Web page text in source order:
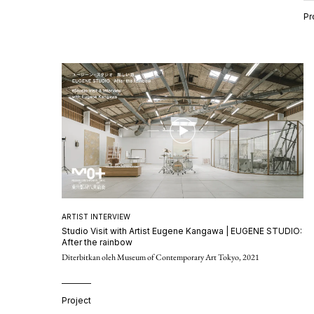
ARTIST INTERVIEW
Studio Visit with Artist Eugene Kangawa | EUGENE STUDIO:
After the rainbow
Diterbitkan oleh Museum of Contemporary Art Tokyo, 2021
Project